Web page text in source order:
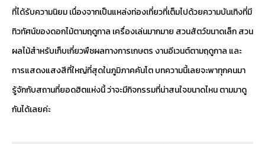
ที่ได้รับความนิยม เนื่องจากเป็นแหล่งท่องเที่ยวที่เต็มไปด้วยความบันเทิงที่มี
ทิวทัศน์ของดอกไม้ตามฤดูกาล เครื่องเล่นมากมาย สวนสัตว์ขนาดเล็ก สวน
ผลไม้สำหรับเก็บเกี่ยวพืชผลทางการเกษตร งานอีเวนต์ตามฤดูกาล และ
การแสดงแสงสีที่ใหญ่ที่สุดในภูมิภาคคันโต บทความนี้เลยจะพาทุกคนมา
รู้จักกับสถานที่ยอดฮิตแห่งนี้ ว่าจะมีกิจกรรมที่น่าสนใจขนาดไหน ตามมาดู
กันได้เลยค่ะ